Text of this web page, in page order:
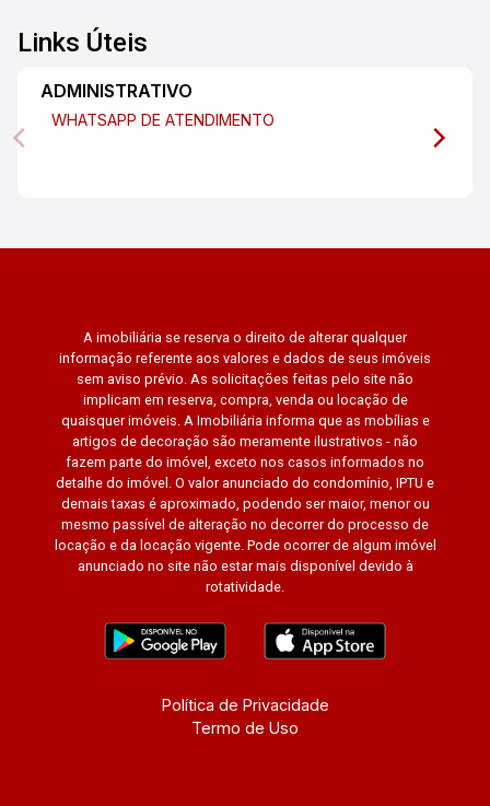
Links Úteis
ADMINISTRATIVO
WHATSAPP DE ATENDIMENTO
A imobiliária se reserva o direito de alterar qualquer
informação referente aos valores e dados de seus imóveis
sem aviso prévio. As solicitações feitas pelo site não
implicam em reserva, compra, venda ou locação de
quaisquer imóveis. A Imobiliária informa que as mobílias e
artigos de decoração são meramente ilustrativos - não
fazem parte do imóvel, exceto nos casos informados no
detalhe do imóvel. O valor anunciado do condomínio, IPTU e
demais taxas é aproximado, podendo ser maior, menor ou
mesmo passível de alteração no decorrer do processo de
locação e da locação vigente. Pode ocorrer de algum imóvel
anunciado no site não estar mais disponível devido à
rotatividade.
Política de Privacidade
Termo de Uso